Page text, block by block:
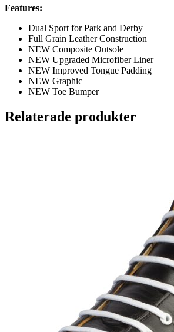
Features:
Dual Sport for Park and Derby
Full Grain Leather Construction
NEW Composite Outsole
NEW Upgraded Microfiber Liner
NEW Improved Tongue Padding
NEW Graphic
NEW Toe Bumper
Relaterade produkter